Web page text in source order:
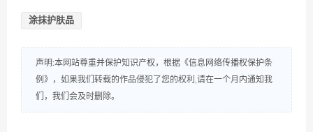
涂抹护肤品
声明:本网站尊重并保护知识产权，根据《信息网络传播权保护条
例》，如果我们转载的作品侵犯了您的权利,请在一个月内通知我
们，我们会及时删除。